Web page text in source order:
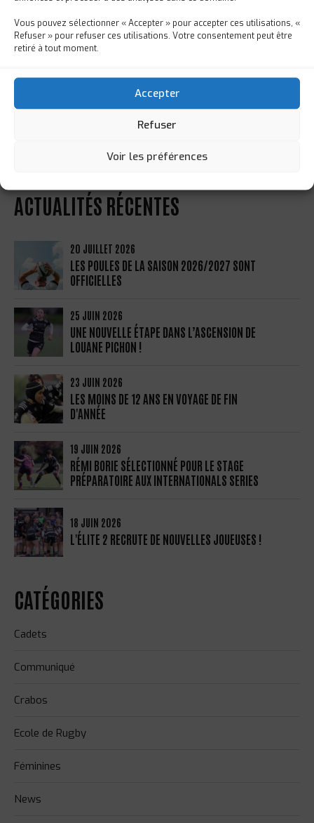
Vous pouvez sélectionner « Accepter » pour accepter ces utilisations, «
Refuser » pour refuser ces utilisations. Votre consentement peut être
retiré à tout moment.
Accepter
Refuser
Voir les préférences
SELECTION : Le Festival des 6
Nations s’achève brillamment
ACTUALITÉS RÉCENTES
20 JUILLET 2026
LES POULES DE LA SAISON 2026/2027 SONT
OFFICIELLES
25 JUIN 2026
UNE NOUVELLE ÉTAPE DANS L’ASCENSION DE
LOUANE PICHON !
23 JUIN 2026
LES MOINS DE 12 ANS EN VOYAGE DE FIN
D'ANNÉE
19 JUIN 2026
RÉMI BORIE SÉLECTIONNÉ POUR LE STAGE
PRÉPARATOIRE AUX INTERNATIONALS SERIES
18 JUIN 2026
L'ÉLITE 2 RECRUTE DE NOUVELLES JOUEUSES !
CATÉGORIES
Cadets
Communiqué
Crabos
Ecole de Rugby
Féminines
News